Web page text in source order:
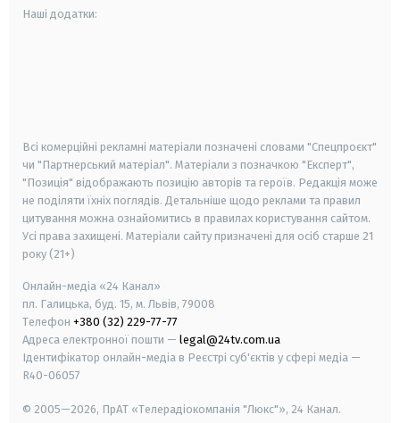
Наші додатки:
Всі комерційні рекламні матеріали позначені словами "Спецпроєкт"
чи "Партнерський матеріал". Матеріали з позначкою "Експерт",
"Позиція" відображають позицію авторів та героїв. Редакція може
не поділяти їхніх поглядів. Детальніше щодо реклами та правил
цитування можна ознайомитись в правилах користування сайтом.
Усі права захищені. Матеріали сайту призначені для осіб старше 21
року (21+)
Онлайн-медіа «24 Канал»
пл. Галицька, буд. 15, м. Львів, 79008
Телефон +380 (32) 229-77-77
Адреса електронної пошти — legal@24tv.com.ua
Ідентифікатор онлайн-медіа в Реєстрі суб'єктів у сфері медіа —
R40-06057
© 2005—2026, ПрАТ «Телерадіокомпанія "Люкс"», 24 Канал.